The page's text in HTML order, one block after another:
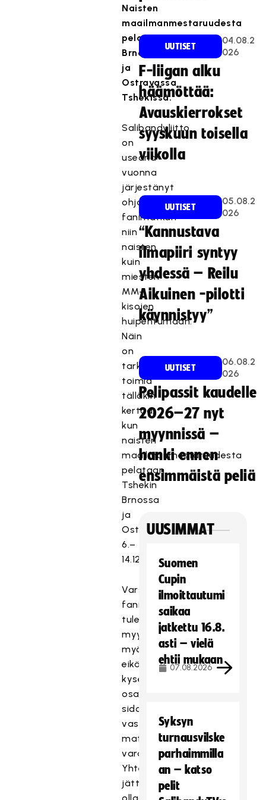
Naisten
maailmanmestaruudesta
pelataan
Brnossa
ja
Ostravassa
Tshekissä.
Salibandyliitto
on
useana
vuonna
järjestänyt
ohjatun
fanimatkan
niin
naisten
kuin
miesten
MM-
kisojen
huipentumaan.
Näin
on
tarkoitus
toimia
tälläkin
kertaa,
kun
naisten
maailmanmestaruudesta
pelataan
Tshekin
Brnossa
ja
Ostravassa
6.–
14.12.
Varsinaiset
fanimatkat
tulevat
myyntiin
myöhemmin,
eikä
kyselyyn
osallistuminen
sido
vastaajaa
matkan
varaamiseen.
Yhteystiedon
jättäneisiin
UUTISET
04.08.2
026
F-liigan alku
häämöttää:
Avauskierrokset
syyskuun toisella
viikolla
UUTISET
05.08.2
026
“Kannustava
ilmapiiri syntyy
yhdessä – Reilu
Aikuinen -pilotti
käynnistyy”
UUTISET
06.08.2
026
Pelipassit kaudelle
2026–27 nyt
myynnissä –
hanki ennen
ensimmäistä peliä
UUSIMMAT
Suomen
Cupin
ilmoittautumi
saikaa
jatkettu 16.8.
asti – vielä
ehtii mukaan
07.08.2026
Syksyn
turnausvilske
parhaimmilla
an – katso
pelit